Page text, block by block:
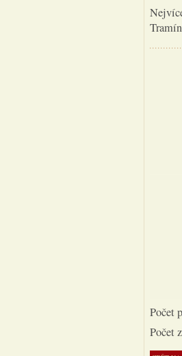
Počet
Počet